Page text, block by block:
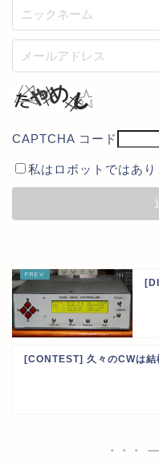
CAPTCHA コード
私はロボットではあり
[CONTEST] 久々のCWは結